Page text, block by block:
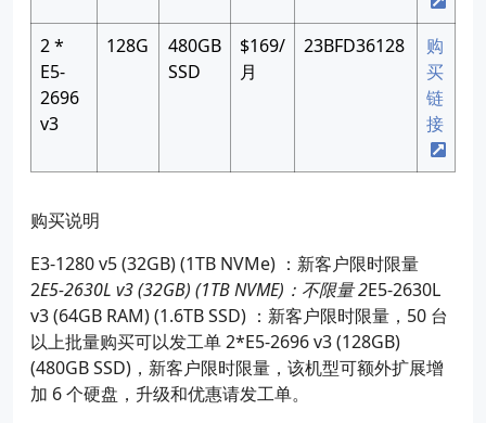
2 *
E5-
2696
v3
128G
480GB
SSD
$169/
月
23BFD36128
购
买
链
接
购买说明
E3-1280 v5 (32GB) (1TB NVMe) ：新客户限时限量
2E5-2630L v3 (32GB) (1TB NVME)：不限量 2E5-2630L
v3 (64GB RAM) (1.6TB SSD) ：新客户限时限量，50 台
以上批量购买可以发工单 2*E5-2696 v3 (128GB)
(480GB SSD)，新客户限时限量，该机型可额外扩展增
加 6 个硬盘，升级和优惠请发工单。